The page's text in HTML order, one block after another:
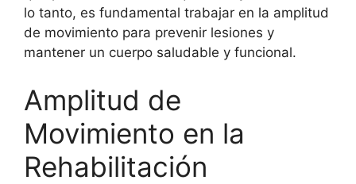
lo tanto, es fundamental trabajar en la amplitud
de movimiento para prevenir lesiones y
mantener un cuerpo saludable y funcional.
Amplitud de
Movimiento en la
Rehabilitación